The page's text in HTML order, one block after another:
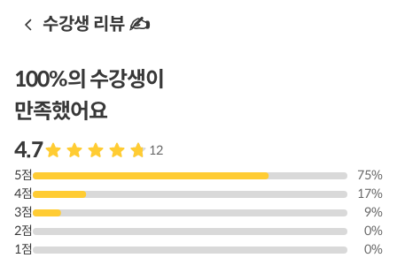
수강생 리뷰 ✍️
100%의 수강생이
만족했어요
4.7
12
5점 75%
4점 17%
3점 9%
2점 0%
1점 0%